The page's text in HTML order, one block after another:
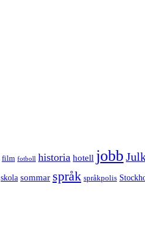
film fotboll historia hotell jobb
skola sommar språk språkpolis